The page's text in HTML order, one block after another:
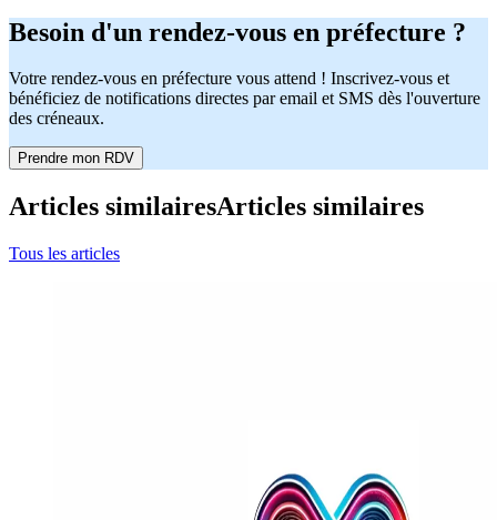
Besoin d'un rendez-vous en préfecture ?
Votre rendez-vous en préfecture vous attend ! Inscrivez-vous et
bénéficiez de notifications directes par email et SMS dès l'ouverture
des créneaux.
Prendre mon RDV
Articles similairesArticles similaires
Tous les articles